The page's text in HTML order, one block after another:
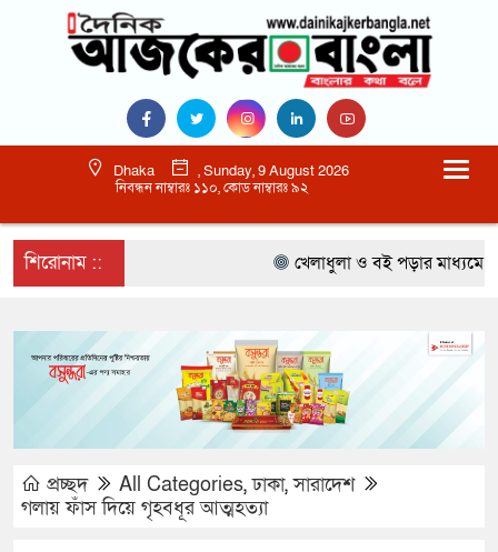
Dhaka
, Sunday, 9 August 2026
নিবন্ধন নাম্বারঃ ১১০, কোড নাম্বারঃ ৯২
শিরোনাম :: খেলাধুলা ও বই পড়ার মাধ্যমে
প্রচ্ছদ All Categories,ঢাকা,সারাদেশ
গলায় ফাঁস দিয়ে গৃহবধূর আত্মহত্যা